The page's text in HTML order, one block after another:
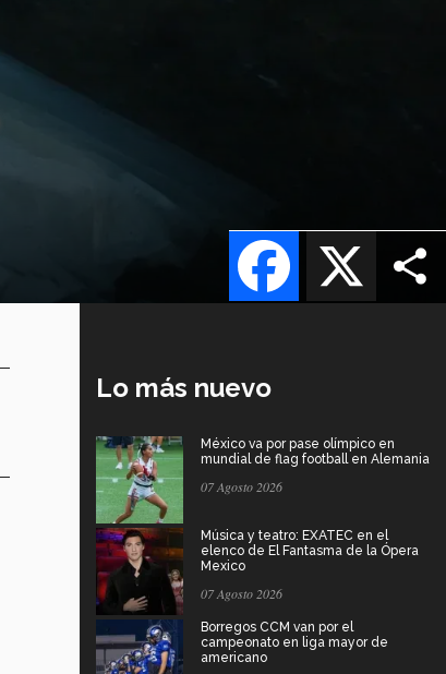
X
Facebook
Lo más nuevo
México va por pase olímpico en
mundial de flag football en Alemania
07 Agosto 2026
Música y teatro: EXATEC en el
elenco de El Fantasma de la Ópera
Mexico
07 Agosto 2026
Borregos CCM van por el
campeonato en liga mayor de
americano